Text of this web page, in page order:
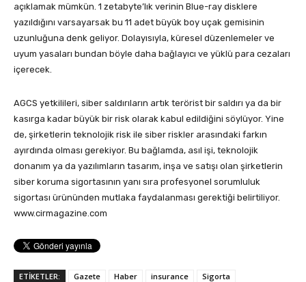
açıklamak mümkün. 1 zetabyte’lık verinin Blue-ray disklere
yazıldığını varsayarsak bu 11 adet büyük boy uçak gemisinin
uzunluğuna denk geliyor. Dolayısıyla, küresel düzenlemeler ve
uyum yasaları bundan böyle daha bağlayıcı ve yüklü para cezaları
içerecek.
AGCS yetkilileri, siber saldırıların artık terörist bir saldırı ya da bir
kasırga kadar büyük bir risk olarak kabul edildiğini söylüyor. Yine
de, şirketlerin teknolojik risk ile siber riskler arasındaki farkın
ayırdında olması gerekiyor. Bu bağlamda, asıl işi, teknolojik
donanım ya da yazılımların tasarım, inşa ve satışı olan şirketlerin
siber koruma sigortasının yanı sıra profesyonel sorumluluk
sigortası ürününden mutlaka faydalanması gerektiği belirtiliyor.
www.cirmagazine.com
ETİKETLER: Gazete Haber insurance Sigorta